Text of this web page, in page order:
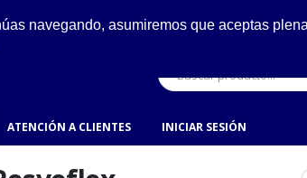
hola@fynsa.mx
ATENCIÓN A CLIENTES INICIAR SESIÓN
navegando, asumiremos que aceptas